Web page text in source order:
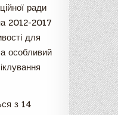
ради
2012-2017
для
особливий
з 14